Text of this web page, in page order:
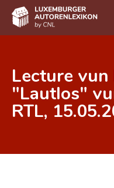
DE FR
Home
Erweiterte Suche
Lecture
"Lautlos"
RTL,